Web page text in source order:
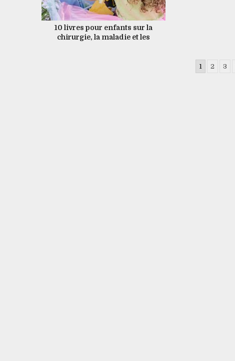
10 livres pour enfants sur la
chirurgie, la maladie et les
1 2 3